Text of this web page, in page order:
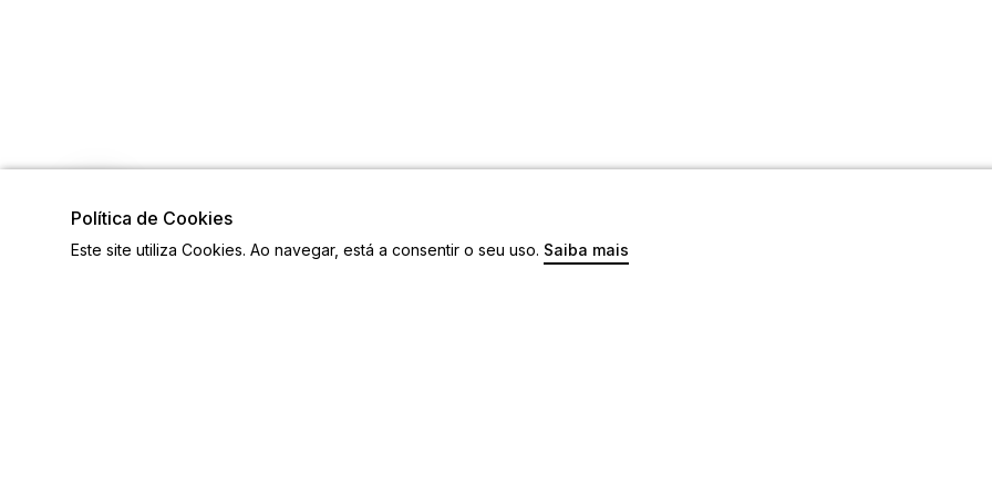
Política de Cookies
Este site utiliza Cookies. Ao navegar, está a consentir o seu uso. Saiba mais